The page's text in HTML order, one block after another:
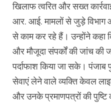
खिलाफ त्वरित और सख्त
आर. आई. मामलों से जुड़े
से काम कर रहे हैं। उन्होंने कहा
और मौजूदा संपर्कों की जांच की
पर्दाफाश किया जा सके। पंजाब
सेवाएं लेने वाले व्यक्ति केवल
और उनके प्रमाणपत्रों की